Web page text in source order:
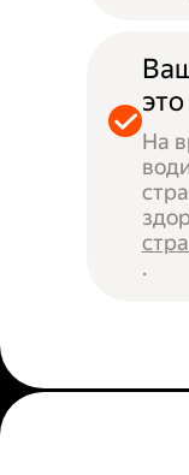
На
.